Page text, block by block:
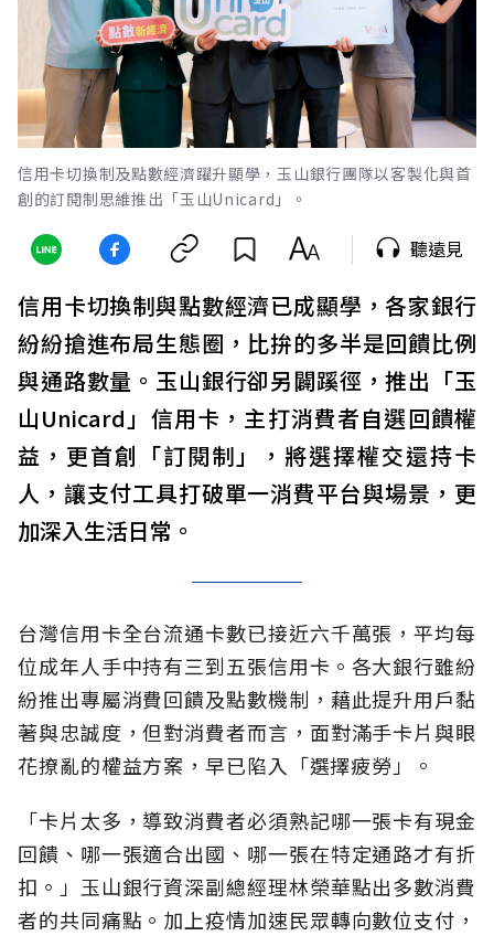
信用卡切換制及點數經濟躍升顯學，玉山銀行團隊以客製化與首
創的訂閱制思維推出「玉山Unicard」。
聽遠見
信用卡切換制與點數經濟已成顯學，各家銀行
紛紛搶進布局生態圈，比拚的多半是回饋比例
與通路數量。玉山銀行卻另闢蹊徑，推出「玉
山Unicard」信用卡，主打消費者自選回饋權
益，更首創「訂閱制」，將選擇權交還持卡
人，讓支付工具打破單一消費平台與場景，更
加深入生活日常。
台灣信用卡全台流通卡數已接近六千萬張，平均每
位成年人手中持有三到五張信用卡。各大銀行雖紛
紛推出專屬消費回饋及點數機制，藉此提升用戶黏
著與忠誠度，但對消費者而言，面對滿手卡片與眼
花撩亂的權益方案，早已陷入「選擇疲勞」。
「卡片太多，導致消費者必須熟記哪一張卡有現金
回饋、哪一張適合出國、哪一張在特定通路才有折
扣。」玉山銀行資深副總經理林榮華點出多數消費
者的共同痛點。加上疫情加速民眾轉向數位支付，